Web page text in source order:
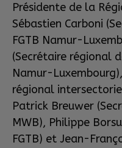
Présidente de la
Sébastien Carboni
FGTB Namur-
(Secrétaire régional
Namur-
régional
Patrick Breuwer
MWB), Philippe
FGTB) et Jean-